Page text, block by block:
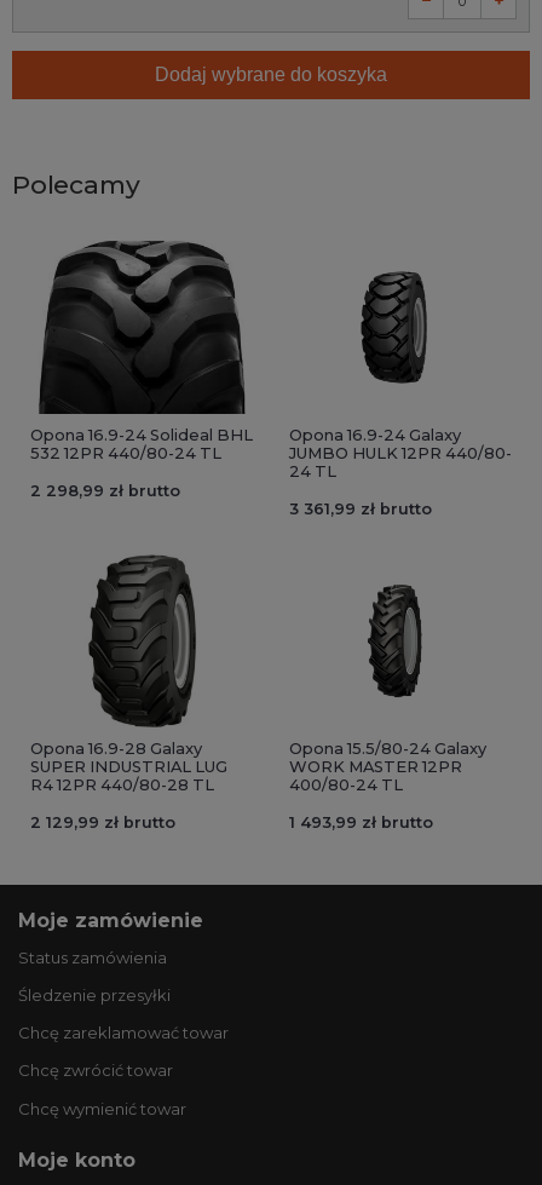
Dodaj wybrane do koszyka
Polecamy
Opona 16.9-24 Solideal BHL
532 12PR 440/80-24 TL
2 298,99 zł brutto
Opona 16.9-24 Galaxy
JUMBO HULK 12PR 440/80-
24 TL
3 361,99 zł brutto
Opona 16.9-28 Galaxy
SUPER INDUSTRIAL LUG
R4 12PR 440/80-28 TL
2 129,99 zł brutto
Opona 15.5/80-24 Galaxy
WORK MASTER 12PR
400/80-24 TL
1 493,99 zł brutto
Moje zamówienie
Status zamówienia
Śledzenie przesyłki
Chcę zareklamować towar
Chcę zwrócić towar
Chcę wymienić towar
Moje konto